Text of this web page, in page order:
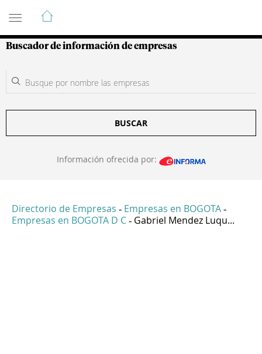
Guía de Empresas Colombianas
Buscador de información de empresas
BUSCAR
Información ofrecida por:
Directorio de Empresas - Empresas en BOGOTA -
Empresas en BOGOTA D C - Gabriel Mendez Luqu...